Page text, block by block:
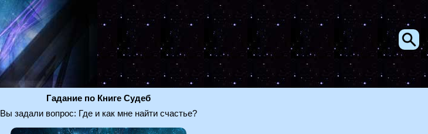
Гадание по Книге Судеб
Вы задали вопрос: Где и как мне найти счастье?